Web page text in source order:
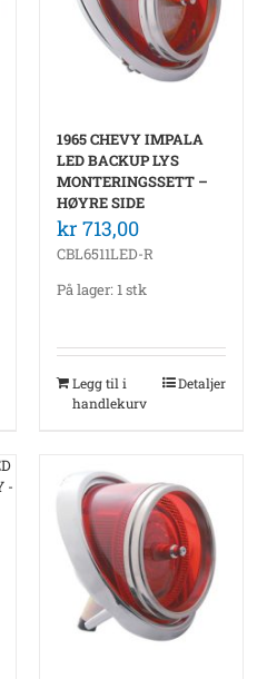
1965 CHEVY IMPALA
LED BACKUP LYS
MONTERINGSSETT –
HØYRE SIDE
kr 713,00
CBL6511LED-R
På lager: 1 stk
Legg til i
handlekurv
Detaljer